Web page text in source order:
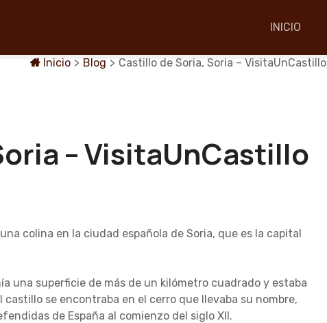
INICIO
Inicio > Blog > Castillo de Soria, Soria – VisitaUnCastillo
– VisitaUnCastillo
colina en la ciudad española de Soria, que es la capital
una superficie de más de un kilómetro cuadrado y estaba
se encontraba en el cerro que llevaba su nombre,
de España al comienzo del siglo XII.